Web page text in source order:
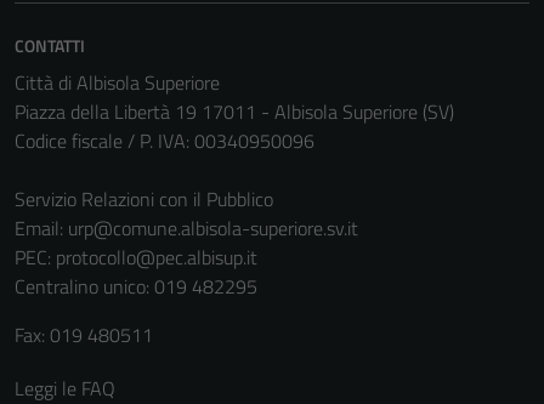
CONTATTI
Città di Albisola Superiore
Piazza della Libertà 19 17011 - Albisola Superiore (SV)
Codice fiscale / P. IVA: 00340950096
Servizio Relazioni con il Pubblico
Email: urp@comune.albisola-superiore.sv.it
PEC: protocollo@pec.albisup.it
Centralino unico: 019 482295
Fax: 019 480511
Leggi le FAQ